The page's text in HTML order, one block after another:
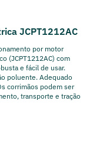
JCPT1212AC
por motor
(JCPT1212AC) com
e fácil de usar.
poluente. Adequado
corrimãos podem ser
transporte e tração